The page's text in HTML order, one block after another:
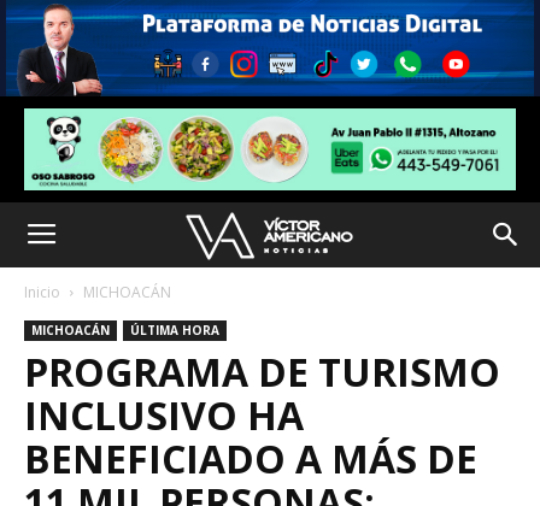
Inicio MICHOACÁN
MICHOACÁN ÚLTIMA HORA
PROGRAMA DE TURISMO
INCLUSIVO HA
BENEFICIADO A MÁS DE